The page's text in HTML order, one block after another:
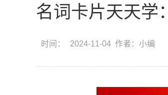
名词卡片天天学
时间： 2024-11-04 作者：小编